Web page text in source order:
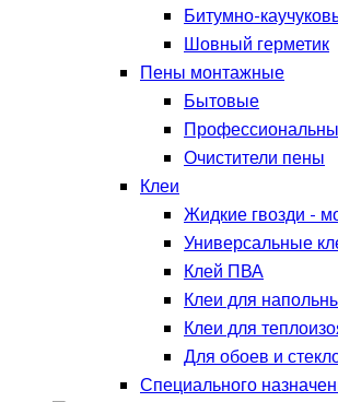
Битумно-
Шовный герметик
Пены монтажные
Бытовые
Очистители пены
Клеи
Жидкие гвозди -
Универсальные
Клей ПВА
Клеи для
Клеи для
Для обоев и
Специального